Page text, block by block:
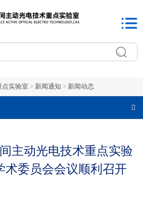
点实验室 > 新闻通知 > 新闻动态
主动光电技术重点实验
术委员会会议顺利召开